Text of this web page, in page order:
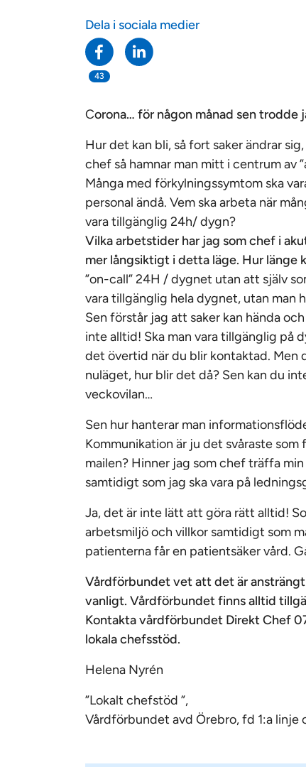
Dela i sociala medier
43
Corona… för någon månad sen trodde
Hur det kan bli, så fort saker ändrar
chef så hamnar man mitt i centrum av
Många med förkylningssymtom ska
personal ändå. Vem ska arbeta när
vara tillgänglig 24h/ dygn?
Vilka arbetstider har jag som chef i
mer långsiktigt i detta läge. Hur länge
”on-call” 24H / dygnet utan att själv
vara tillgänglig hela dygnet, utan man
Sen förstår jag att saker kan hända
inte alltid! Ska man vara tillgänglig på
det övertid när du blir kontaktad. Men
nuläget, hur blir det då? Sen kan du
veckovilan…
Sen hur hanterar man
Kommunikation är ju det svåraste som
mailen? Hinner jag som chef träffa
samtidigt som jag ska vara på
Ja, det är inte lätt att göra rätt alltid!
arbetsmiljö och villkor samtidigt som
patienterna får en patientsäker vård.
Vårdförbundet vet att det är
vanligt. Vårdförbundet finns alltid
Kontakta vårdförbundet Direkt Chef
lokala chefsstöd.
Helena Nyrén
”Lokalt chefstöd ”,
Vårdförbundet avd Örebro, fd 1:a linje